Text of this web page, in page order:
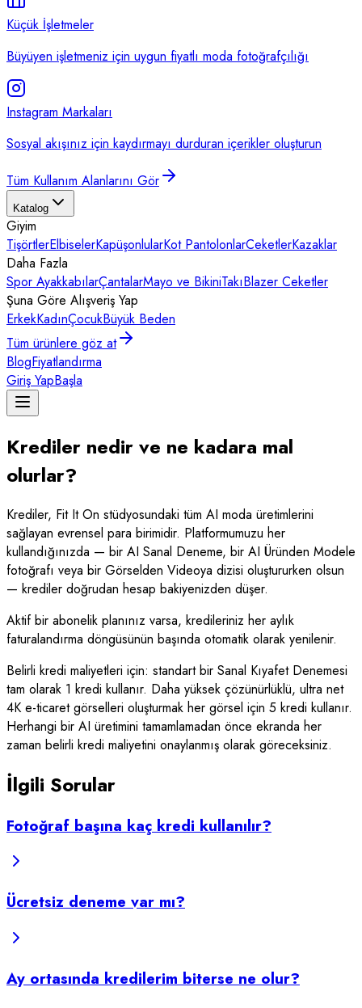
Küçük İşletmeler
Büyüyen işletmeniz için uygun fiyatlı moda fotoğrafçılığı
Instagram Markaları
Sosyal akışınız için kaydırmayı durduran içerikler oluşturun
Tüm Kullanım Alanlarını Gör
Katalog
Giyim
TişörtlerElbiselerKapüşonlularKot PantolonlarCeketlerKazaklar
Daha Fazla
Spor AyakkabılarÇantalarMayo ve BikiniTakıBlazer Ceketler
Şuna Göre Alışveriş Yap
ErkekKadınÇocukBüyük Beden
Tüm ürünlere göz at
BlogFiyatlandırma
Giriş YapBaşla
Krediler nedir ve ne kadara mal
olurlar?
Krediler, Fit It On stüdyosundaki tüm AI moda üretimlerini
sağlayan evrensel para birimidir. Platformumuzu her
kullandığınızda — bir AI Sanal Deneme, bir AI Üründen Modele
fotoğrafı veya bir Görselden Videoya dizisi oluştururken olsun
— krediler doğrudan hesap bakiyenizden düşer.
Aktif bir abonelik planınız varsa, kredileriniz her aylık
faturalandırma döngüsünün başında otomatik olarak yenilenir.
Belirli kredi maliyetleri için: standart bir Sanal Kıyafet Denemesi
tam olarak 1 kredi kullanır. Daha yüksek çözünürlüklü, ultra net
4K e-ticaret görselleri oluşturmak her görsel için 5 kredi kullanır.
Herhangi bir AI üretimini tamamlamadan önce ekranda her
zaman belirli kredi maliyetini onaylanmış olarak göreceksiniz.
İlgili Sorular
Fotoğraf başına kaç kredi kullanılır?
Ücretsiz deneme var mı?
Ay ortasında kredilerim biterse ne olur?